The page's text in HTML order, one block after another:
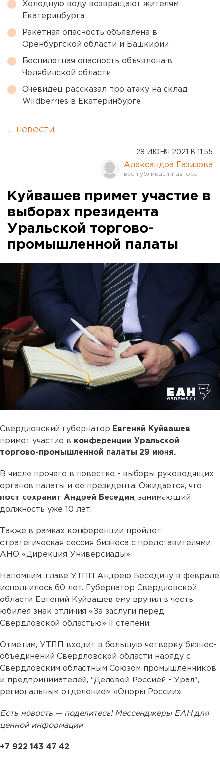
Холодную воду возвращают жителям
Екатеринбурга
Ракетная опасность объявлена в
Оренбургской области и Башкирии
Беспилотная опасность объявлена в
Челябинской области
Очевидец рассказал про атаку на склад
Wildberries в Екатеринбурге
← НОВОСТИ
28 ИЮНЯ 2021 В 11:55
Александра Газизова
Куйвашев примет участие в
выборах президента
Уральской торгово-
промышленной палаты
Свердловский губернатор Евгений Куйвашев
примет участие в конференции Уральской
торгово-промышленной палаты 29 июня.
В числе прочего в повестке - выборы руководящих
органов палаты и ее президента. Ожидается, что
пост сохранит Андрей Беседин, занимающий
должность уже 10 лет.
Также в рамках конференции пройдет
стратегическая сессия бизнеса с представителями
АНО «Дирекция Универсиады».
Напомним, главе УТПП Андрею Беседину в феврале
исполнилось 60 лет. Губернатор Свердловской
области Евгений Куйвашев ему вручил в честь
юбилея знак отличия «За заслуги перед
Свердловской областью» II степени.
Отметим, УТПП входит в большую четверку бизнес-
объединений Свердловской области наряду с
Свердловским областным Союзом промышленников
и предпринимателей, “Деловой Россией - Урал",
региональным отделением «Опоры России».
Есть новость — поделитесь! Мессенджеры ЕАН для
ценной информации
+7 922 143 47 42